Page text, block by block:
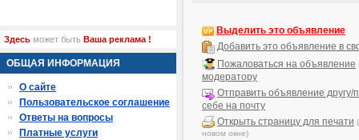
Выделить это объявление
Добавить это объявление в
Пожаловаться на объявление
модератору
Отправить объявление другу/
себе на почту
Открыть страницу для печати
новом окне)
Здесь может быть Ваша реклама !
ОБЩАЯ ИНФОРМАЦИЯ
О сайте
Пользовательское соглашение
Ответы на вопросы
Платные услуги